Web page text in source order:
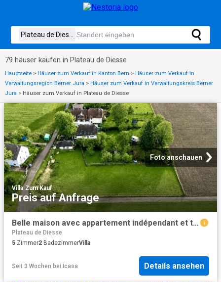
79 häuser kaufen in Plateau de Diesse
Hauptseite > Häuser zum Verkauf in Kanton Bern > Häuser zum Verkauf in
Verwaltungsregion Berner Jura > Häuser zum Verkauf in Verwaltungskreis Berner
Jura > Häuser zum Verkauf in Plateau de Diesse
Foto anschauen
Villa·Zum Kauf
Preis auf Anfrage
Belle maison avec appartement indépendant et terrain de 4'500 m2
Plateau de Diesse
5 Zimmer2 BadezimmerVilla
Seit 3 Wochen bei Icasa Details ansehen